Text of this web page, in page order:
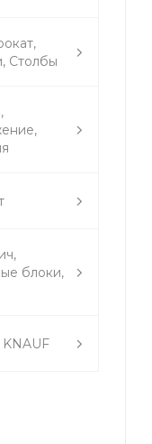
Столбы
блоки,